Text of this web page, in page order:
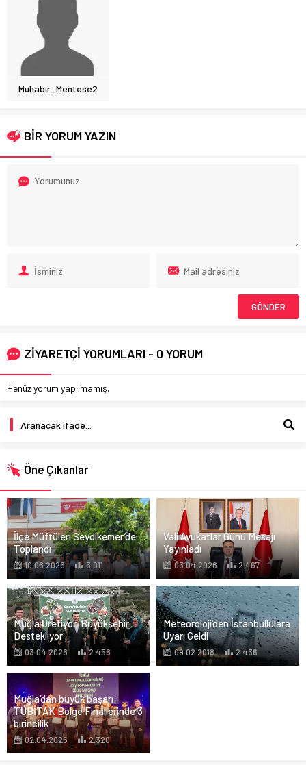
Muhabir_Mentese2
BİR YORUM YAZIN
ZİYARETÇİ YORUMLARI - 0 YORUM
Henüz yorum yapılmamış.
Öne Çıkanlar
İlçe Müftüleri Seydikemer’de
Toplandı
10.06.2026 3.011
Vali Avukatlar Günü Mesajı
Yayınladı
03.04.2026 2.467
Muğla Üretiyor, Büyükşehir
Destekliyor
03.04.2026 2.456
Meteoroloji’den İstanbullulara
Uyarı Geldi
09.02.2018 2.436
Muğla’dan büyük başarı:
TÜBİTAK Bölge Finallerinde 3
birincilik
02.04.2026 2.320